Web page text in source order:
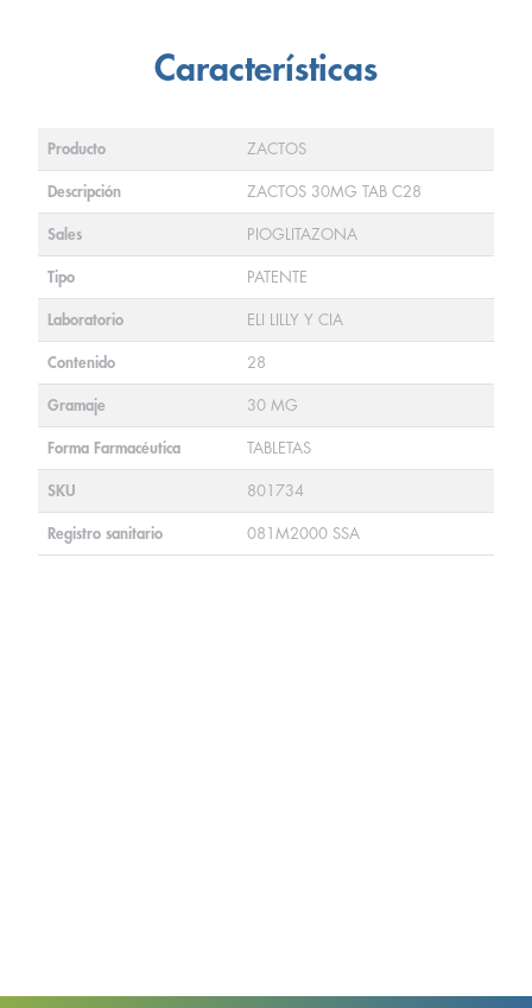
Características
Producto ZACTOS
Descripción ZACTOS 30MG TAB C28
Sales PIOGLITAZONA
Tipo PATENTE
Laboratorio ELI LILLY Y CIA
Contenido 28
Gramaje 30 MG
Forma Farmacéutica TABLETAS
SKU 801734
Registro sanitario 081M2000 SSA